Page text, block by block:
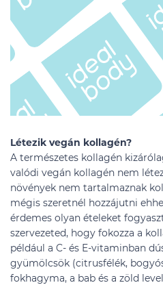
Létezik vegán kollagén?
A természetes kollagén
valódi vegán kollagén nem
növények nem tartalmaznak
mégis szeretnél hozzájutni
érdemes olyan ételeket
szervezeted, hogy fokozza a
például a C- és E-vitaminban
gyümölcsök (citrusfélék,
fokhagyma, a bab és a zöld